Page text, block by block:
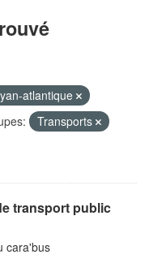
atlantique
Transports
transport public
cara'bus